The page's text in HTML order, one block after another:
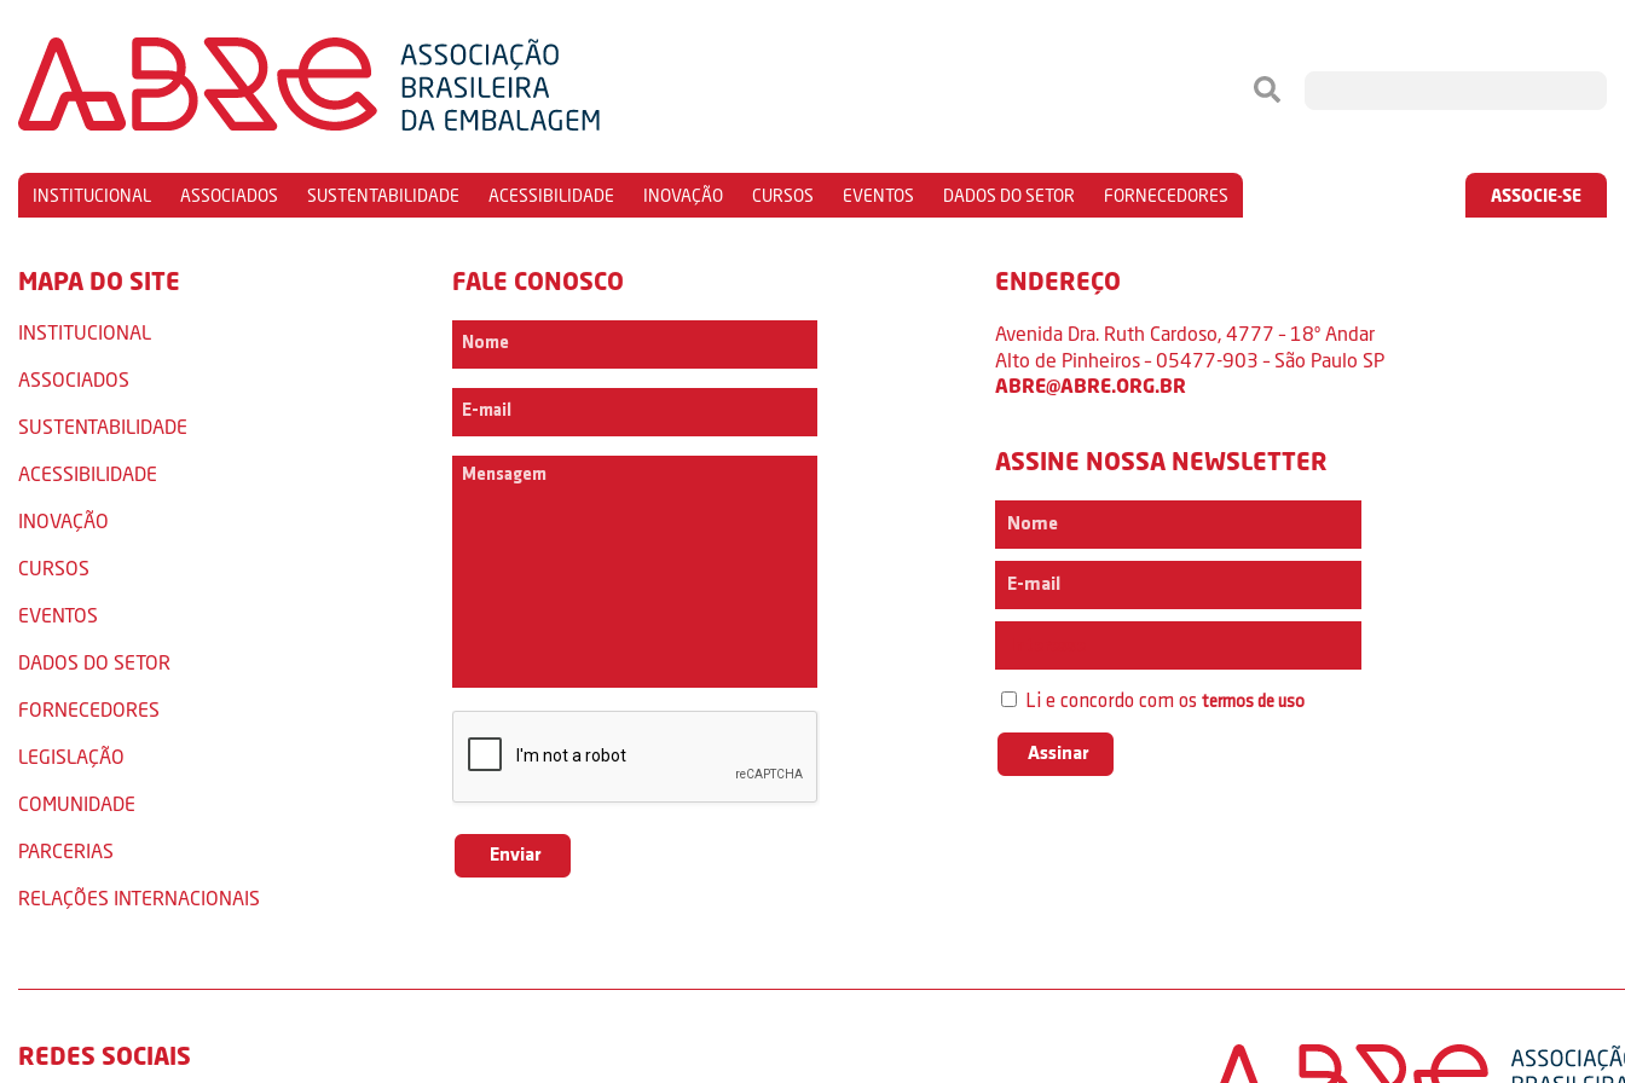
INSTITUCIONAL ASSOCIADOS SUSTENTABILIDADE ACESSIBILIDADE INOVAÇÃO CURSOS EVENTOS DADOS DO SETOR FORNECEDORES ASSOCIE-SE
MAPA DO SITE
INSTITUCIONAL
ASSOCIADOS
SUSTENTABILIDADE
ACESSIBILIDADE
INOVAÇÃO
CURSOS
EVENTOS
DADOS DO SETOR
FORNECEDORES
LEGISLAÇÃO
COMUNIDADE
PARCERIAS
RELAÇÕES INTERNACIONAIS
FALE CONOSCO ENDEREÇO
Avenida Dra. Ruth Cardoso, 4777 – 18º Andar
Alto de Pinheiros – 05477-903 – São Paulo SP
ABRE@ABRE.ORG.BR
ASSINE NOSSA NEWSLETTER
Li e concordo com ostermos de uso
REDES SOCIAIS